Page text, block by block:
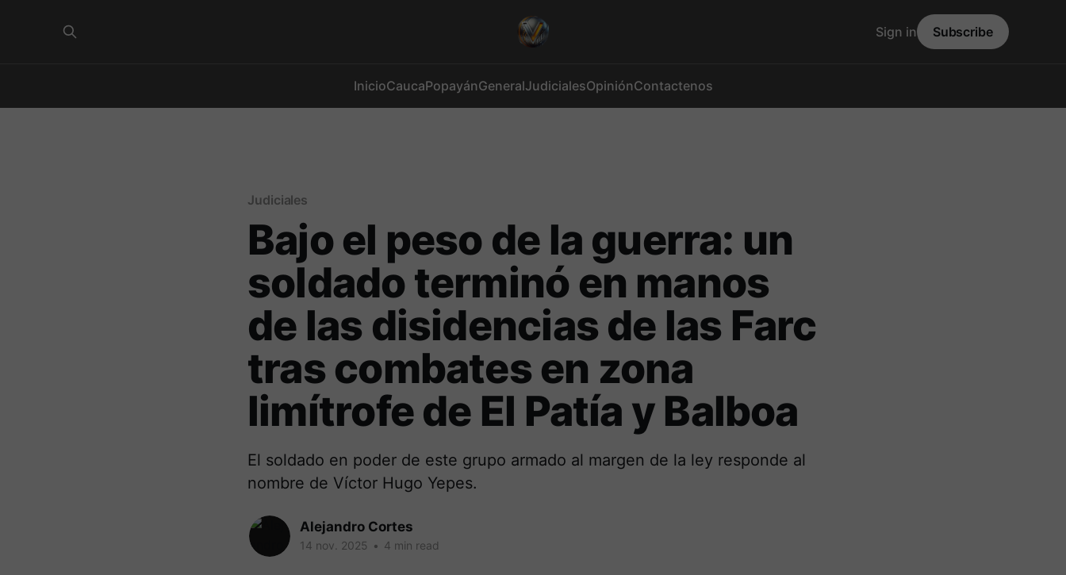
InicioCaucaPopayánGeneralJudicialesOpiniónContactenos
Sign in Subscribe
Judiciales
Bajo el peso de la guerra: un
soldado terminó en manos
de las disidencias de las Farc
tras combates en zona
limítrofe de El Patía y Balboa
El soldado en poder de este grupo armado al margen de la ley responde al
nombre de Víctor Hugo Yepes.
Alejandro Cortes
14 nov. 2025 • 4 min read